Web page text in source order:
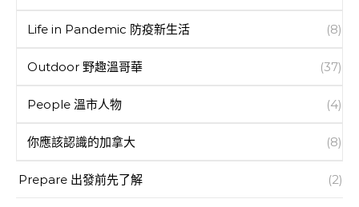
Life in Pandemic 防疫新生活 (8)
Outdoor 野趣溫哥華 (37)
People 溫市人物 (4)
你應該認識的加拿大 (8)
Prepare 出發前先了解 (2)